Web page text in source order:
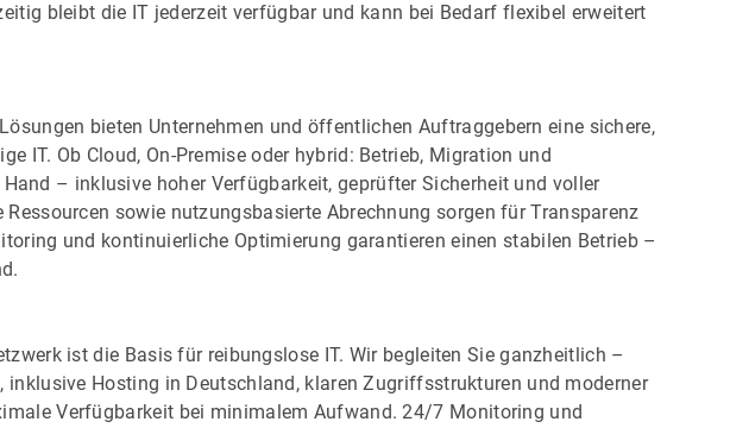
bleibt die IT jederzeit verfügbar und kann bei Bedarf flexibel erweitert
bieten Unternehmen und öffentlichen Auftraggebern eine sichere,
IT. Ob Cloud, On-Premise oder hybrid: Betrieb, Migration und
– inklusive hoher Verfügbarkeit, geprüfter Sicherheit und voller
sowie nutzungsbasierte Abrechnung sorgen für Transparenz
und kontinuierliche Optimierung garantieren einen stabilen Betrieb –
ist die Basis für reibungslose IT. Wir begleiten Sie ganzheitlich –
inklusive Hosting in Deutschland, klaren Zugriffsstrukturen und moderner
Verfügbarkeit bei minimalem Aufwand. 24/7 Monitoring und